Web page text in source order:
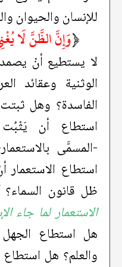
للإنسان والحيوان
﴿وَإِنَّ الظَّنَّ لَا
لا يستطيع أنْ
الوثنية وعقائد
الفاسدة؟ وهل
استطاع أن يَثْبُت
-المسمَّى
استطاع الاستعمار
ظل قانون
الاستعمار لما جاء
هل استطاع
والعلم؟ هل